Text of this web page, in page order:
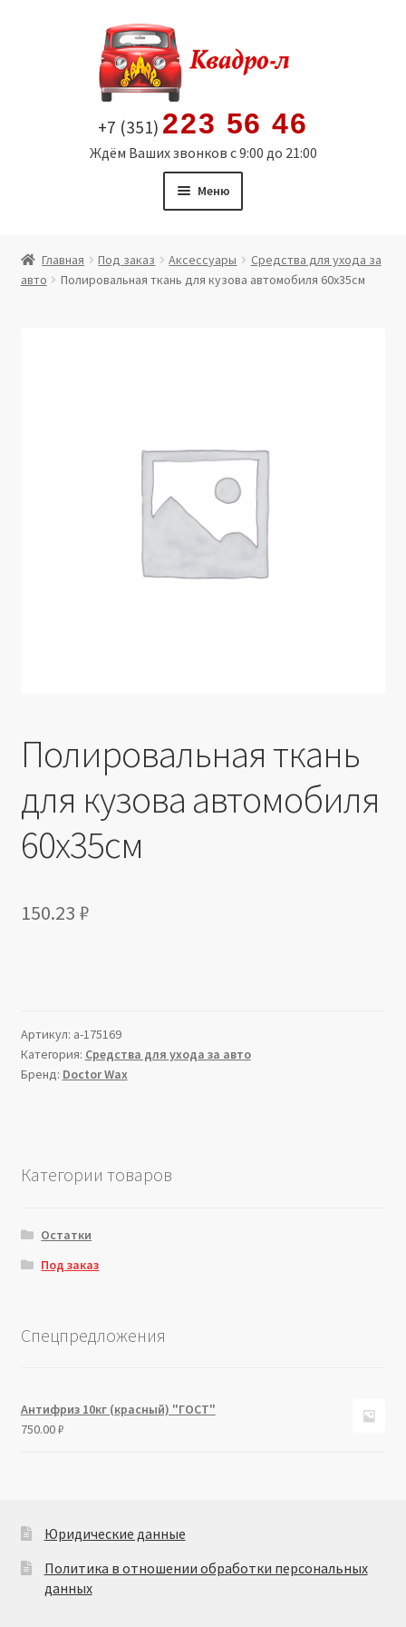
содержимому
+7 (351) 223 56 46
Ждём Ваших звонков с 9:00 до 21:00
Меню
Витрина
Юридические данные
Главная Под заказ Аксессуары
Средства для ухода за
авто
Полировальная ткань для кузова автомобиля 60х35см
Полировальная ткань
для кузова автомобиля
60х35см
150.23 ₽
Артикул: a-175169
Категория: Средства для ухода за авто
Бренд: Doctor Wax
Категории товаров
Остатки
Под заказ
Спецпредложения
Антифриз 10кг (красный) "ГОСТ"
750.00₽
Юридические данные
Политика в отношении обработки персональных
данных